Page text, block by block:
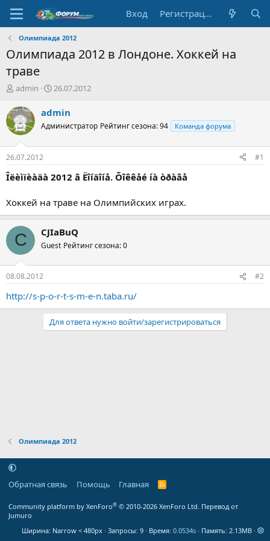
Вход Регистрация
Олимпиада 2012
Олимпиада 2012 в Лондоне. Хоккей на
траве
А
т
о
р
т
е
м
ы
admin
Д
т
н
а
л
26.07.2012
admin
Администратор Рейтинг сезона: 94 Команда форума
26.07.2012 #1
Îëèìïèàäà 2012 â Ëîíäîíå. Õîêêåé íà òðàâå
Хоккей на траве на Олимпийских играх.
C CJIaBuQ
Guest Рейтинг сезона: 0
08.08.2012 #2
http://s-p-o-r-t-s-m-e-n.taba.ru/
Для ответа нужно войти/зарегистрироваться
Олимпиада 2012
Обратная связь Помощь Главная
R
Community platform by XenForo® © 2010-2026 XenForo Ltd. Перевод от
Jumuro
Ширина
Запросы 9 Время 0.0534s Память 2.13MB